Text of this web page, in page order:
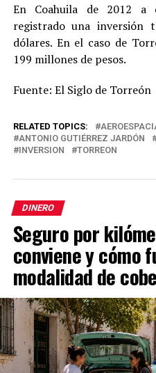
En Coahuila de 2012 a
registrado una inversión
dólares. En el caso de
199 millones de pesos.
Fuente: El Siglo de Torreón
RELATED TOPICS:
ANTONIO GUTIÉRREZ JARDÓN
INVERSION
TORREON
DINERO
Seguro por
conviene y cómo
modalidad de